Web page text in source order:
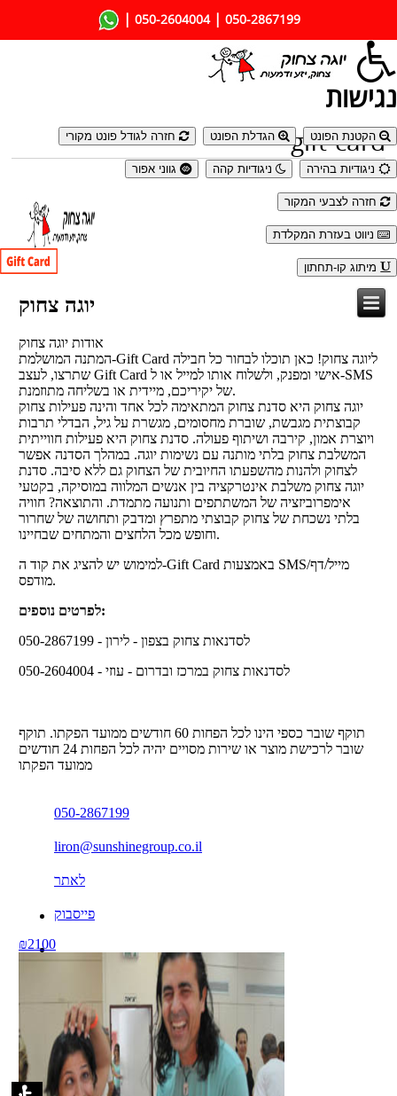
050-2867199
|
050-2604004
|
נגישות
הקטנת הפונט הגדלת הפונט חזרה לגודל פונט מקורי
ניגודיות בהירה ניגודיות קהה גווני אפור
חזרה לצבעי המקור
ניווט בעזרת המקלדת
מיתוג קו-תחתון
gift-card